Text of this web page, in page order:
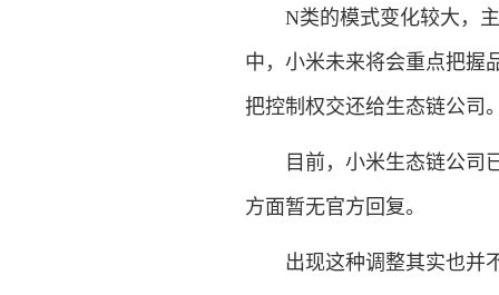
N类的模式变化较大，主
中，小米未来将会重点把握
把控制权交还给生态链公司
目前，小米生态链公司已
方面暂无官方回复。
出现这种调整其实也并不